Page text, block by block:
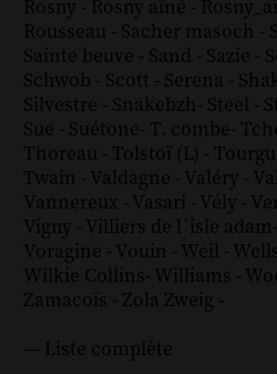
Rosny - Rosny aîné -
Rousseau - Sacher masoch -
Sainte beuve - Sand - Sazie -
Schwob - Scott - Serena -
Silvestre - Snakebzh- Steel -
Sue - Suétone- T. combe-
Thoreau - Tolstoï (L) -
Twain - Valdagne - Valéry -
Vannereux - Vasari - Vély -
Vigny - Villiers de l´isle adam-
Voragine - Vouin - Weil - Wells
Wilkie Collins- Williams -
Zamacoïs - Zola Zweig -
--- Liste complète